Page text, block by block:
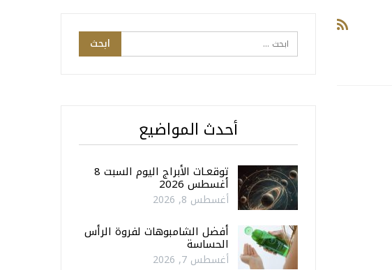
أحدث المواضيع
توقعـات الأبراج اليوم السبت 8
أغسطس 2026
أغسطس 8, 2026
أفضل الشامبوهات لفروة الرأس
الحساسة
أغسطس 7, 2026